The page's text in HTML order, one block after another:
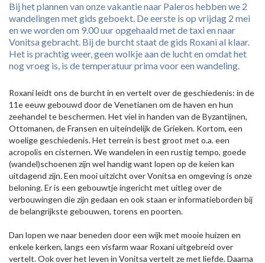
Bij het plannen van onze vakantie naar Paleros hebben we 2
wandelingen met gids geboekt. De eerste is op vrijdag 2 mei
en we worden om 9.00 uur opgehaald met de taxi en naar
Vonitsa gebracht. Bij de burcht staat de gids Roxani al klaar.
Het is prachtig weer, geen wolkje aan de lucht en omdat het
nog vroeg is, is de temperatuur prima voor een wandeling.
Roxani leidt ons de burcht in en vertelt over de geschiedenis: in de
11e eeuw gebouwd door de Venetianen om de haven en hun
zeehandel te beschermen. Het viel in handen van de Byzantijnen,
Ottomanen, de Fransen en uiteindelijk de Grieken. Kortom, een
woelige geschiedenis. Het terrein is best groot met o.a. een
acropolis en cisternen. We wandelen in een rustig tempo, goede
(wandel)schoenen zijn wel handig want lopen op de keien kan
uitdagend zijn. Een mooi uitzicht over Vonitsa en omgeving is onze
beloning. Er is een gebouwtje ingericht met uitleg over de
verbouwingen die zijn gedaan en ook staan er informatieborden bij
de belangrijkste gebouwen, torens en poorten.
Dan lopen we naar beneden door een wijk met mooie huizen en
enkele kerken, langs een visfarm waar Roxani uitgebreid over
vertelt. Ook over het leven in Vonitsa vertelt ze met liefde. Daarna